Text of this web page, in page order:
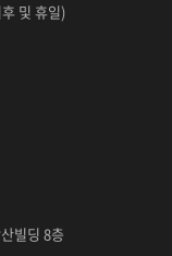
및 휴일)
빌딩 8층